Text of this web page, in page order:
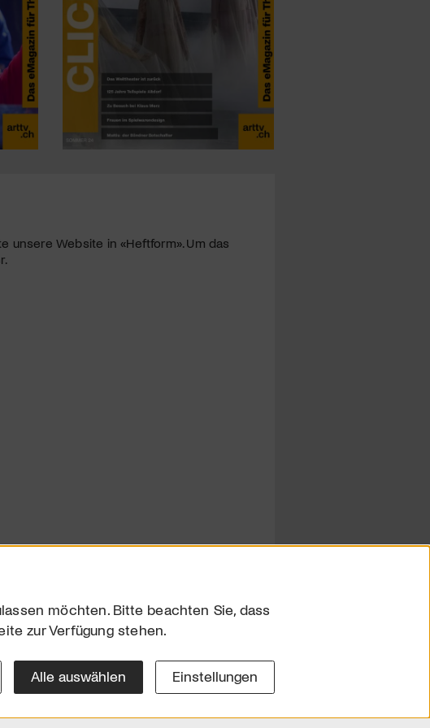
unsere Website in «Heftform». Um das
Impressum
möchten. Bitte beachten Sie, dass
zur Verfügung stehen.
Alle auswählen Einstellungen